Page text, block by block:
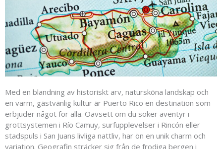
Med en blandning av historiskt arv, natursköna landskap och
en varm, gästvänlig kultur är Puerto Rico en destination som
erbjuder något för alla. Oavsett om du söker äventyr i
grottsystemen i Río Camuy, surfupplevelser i Rincón eller
stadspuls i San Juans livliga nattliv, har ön en unik charm och
variation. Geografin sträcker sig från de frodiga bergen i